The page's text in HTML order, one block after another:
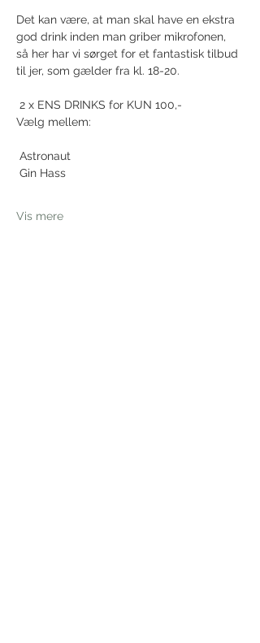
Det kan være, at man skal have en ekstra
god drink inden man griber mikrofonen,
så her har vi sørget for et fantastisk tilbud
til jer, som gælder fra kl. 18-20.
2 x ENS DRINKS for KUN 100,-
Vælg mellem:
Astronaut
Gin Hass
Vis mere